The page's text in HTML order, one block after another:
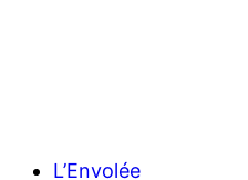
L’Envolée